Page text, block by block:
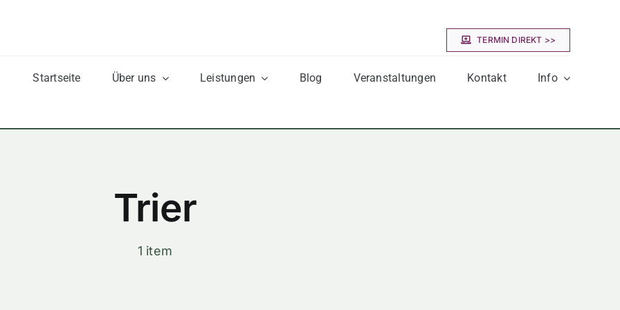
TERMIN DIREKT >>
Startseite Über uns Leistungen Blog Veranstaltungen Kontakt Info
Trier
1 item